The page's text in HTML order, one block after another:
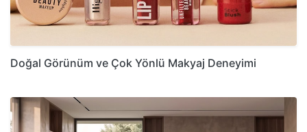
Doğal Görünüm ve Çok Yönlü Makyaj Deneyimi